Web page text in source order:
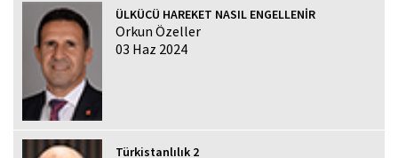
ÜLKÜCÜ HAREKET NASIL ENGELLENİR
Orkun Özeller
03 Haz 2024
Türkistanlılık 2